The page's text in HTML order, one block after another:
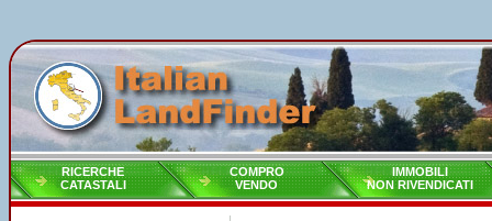
RICERCHE
CATASTALI
COMPRO
VENDO
IMMOBILI
NON RIVENDICATI